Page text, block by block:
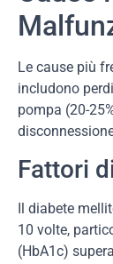
Le cause più
includono
pompa (20-
Fattori
Il diabete
10 volte,
(HbA1c)